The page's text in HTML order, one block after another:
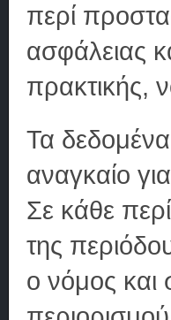
περί
ασφάλειας
πρακτικής,
Τα
αναγκαίο
Σε κάθε
της
ο νόμος και